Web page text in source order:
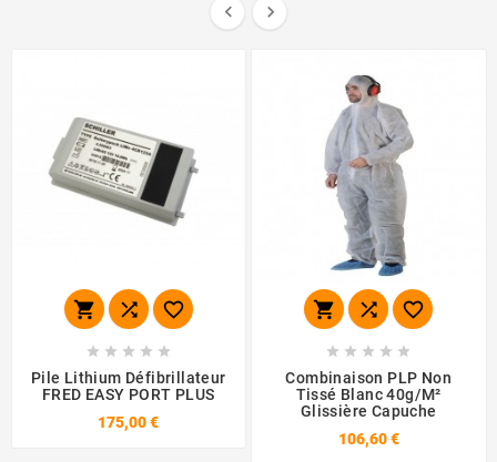
 
  
    
Pile Lithium Défibrillateur
FRED EASY PORT PLUS
175,00 €
  
    
Combinaison PLP Non
Tissé Blanc 40g/m²
Glissière Capuche
106,60 €